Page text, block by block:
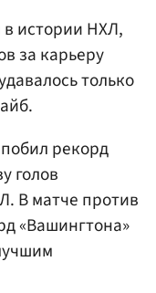
истории НХЛ,
за карьеру
только
рекорд
голов
В матче против
«Вашингтона»